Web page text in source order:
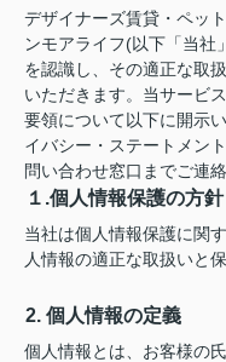
デザイナーズ賃貸・ペッ
ンモアライフ(以下「当社
を認識し、その適正な取
いただきます。当サービ
要領について以下に開示
イバシー・ステートメン
問い合わせ窓口までご連絡
１.個人情報保護の方針
当社は個人情報保護に関
人情報の適正な取扱いと
2. 個人情報の定義
個人情報とは、お客様の